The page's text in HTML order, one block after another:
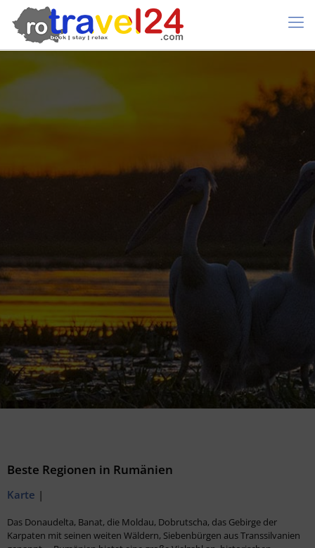
Beste Regionen in Rumänien
Karte |
Das Donaudelta, Banat, die Moldau, Dobrutscha, das Gebirge der
Karpaten mit seinen weiten Wäldern, Siebenbürgen aus Transsilvanien